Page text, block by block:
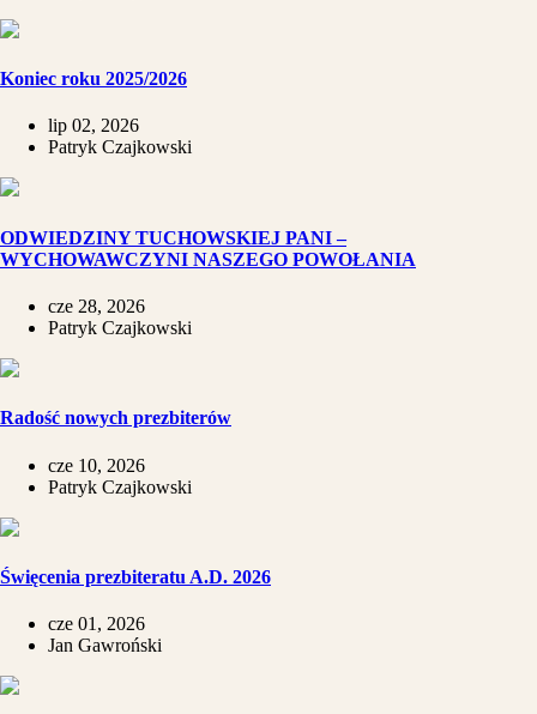
Koniec roku 2025/2026
lip 02, 2026
Patryk Czajkowski
ODWIEDZINY TUCHOWSKIEJ PANI –
WYCHOWAWCZYNI NASZEGO POWOŁANIA
cze 28, 2026
Patryk Czajkowski
Radość nowych prezbiterów
cze 10, 2026
Patryk Czajkowski
Święcenia prezbiteratu A.D. 2026
cze 01, 2026
Jan Gawroński